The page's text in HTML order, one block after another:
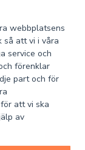
webbplatsens
så att vi i våra
service och
förenklar
part och för
att vi ska
av
111,73 kr